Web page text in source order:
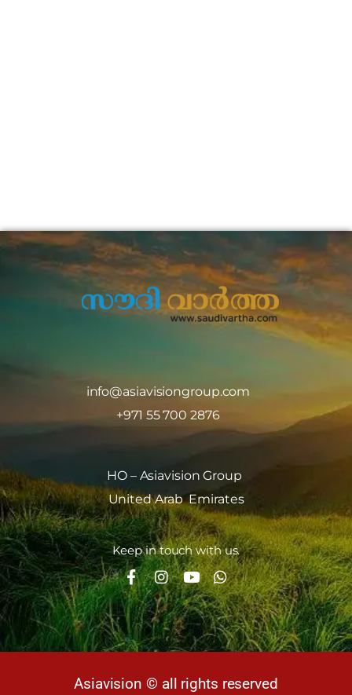
info@asiavisiongroup.com
+971 55 700 2876
HO – Asiavision Group
United Arab Emirates
Keep in touch with us.
Asiavision © all rights reserved